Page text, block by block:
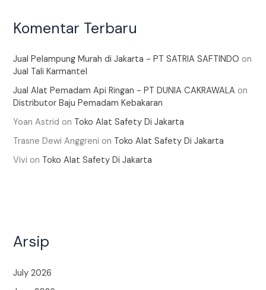
Komentar Terbaru
Jual Pelampung Murah di Jakarta - PT SATRIA SAFTINDO on
Jual Tali Karmantel
Jual Alat Pemadam Api Ringan - PT DUNIA CAKRAWALA on
Distributor Baju Pemadam Kebakaran
Yoan Astrid on Toko Alat Safety Di Jakarta
Trasne Dewi Anggreni on Toko Alat Safety Di Jakarta
Vivi on Toko Alat Safety Di Jakarta
Arsip
July 2026